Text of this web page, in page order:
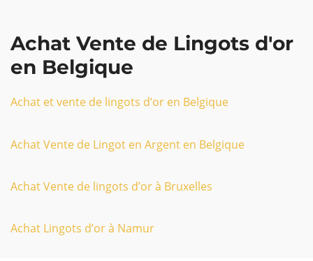
Achat Vente de Lingots d'or
en Belgique
Achat et vente de lingots d’or en Belgique
Achat Vente de Lingot en Argent en Belgique
Achat Vente de lingots d’or à Bruxelles
Achat Lingots d’or à Namur